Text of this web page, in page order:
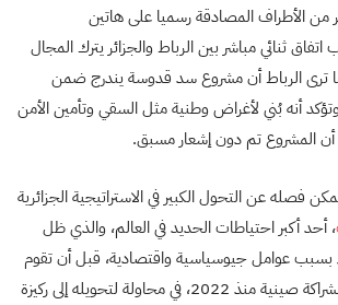
من الأطراف المصادقة رسميا على هاتين
اتفاق ثنائي مباشر بين الرباط والجزائر يترك المجال
ترى الرباط أن مشروع سد قدوسة يندرج ضمن
أنه بُني لأغراض وطنية مثل السقي وتأمين الأمن
أن المشروع تم دون إشعار مسبق.
فصله عن التحول الكبير في الاستراتيجية الجزائرية
، أحد أكبر احتياطات الحديد في العالم، والذي ظل
بسبب عوامل جيوسياسية واقتصادية، قبل أن تقوم
الجزائر إحياء المشروع بشراكة صينية منذ 2022، في محاولة لتحويله إلى ركيزة